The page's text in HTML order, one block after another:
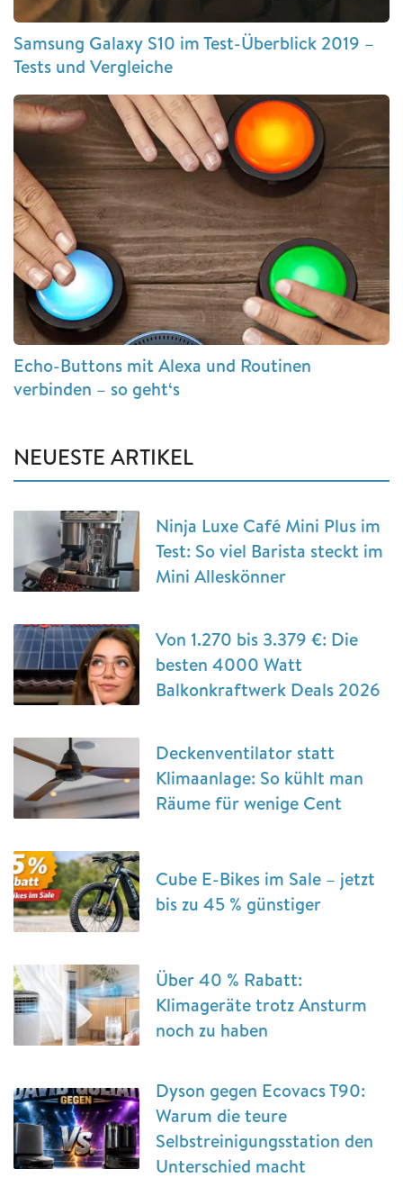
Samsung Galaxy S10 im Test-Überblick 2019 –
Tests und Vergleiche
Echo-Buttons mit Alexa und Routinen
verbinden – so geht‘s
NEUESTE ARTIKEL
Ninja Luxe Café Mini Plus im
Test: So viel Barista steckt im
Mini Alleskönner
Von 1.270 bis 3.379 €: Die
besten 4000 Watt
Balkonkraftwerk Deals 2026
Deckenventilator statt
Klimaanlage: So kühlt man
Räume für wenige Cent
Cube E-Bikes im Sale – jetzt
bis zu 45 % günstiger
Über 40 % Rabatt:
Klimageräte trotz Ansturm
noch zu haben
Dyson gegen Ecovacs T90:
Warum die teure
Selbstreinigungsstation den
Unterschied macht